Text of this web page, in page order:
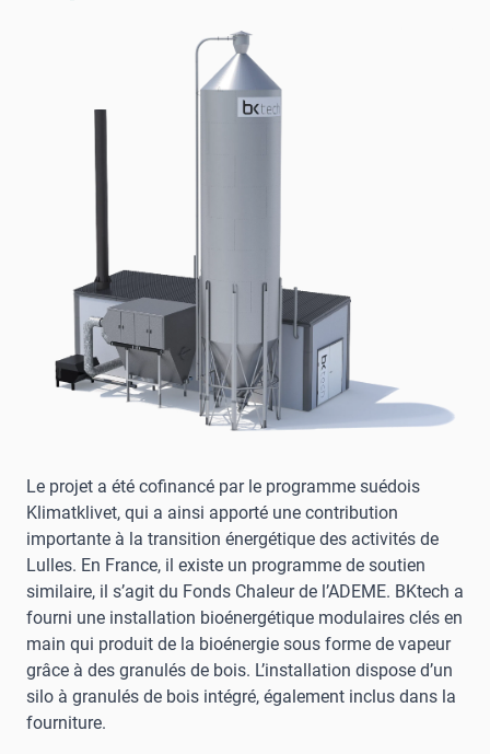
Le projet a été cofinancé par le programme suédois
Klimatklivet, qui a ainsi apporté une contribution
importante à la transition énergétique des activités de
Lulles. En France, il existe un programme de soutien
similaire, il s’agit du Fonds Chaleur de l’ADEME. BKtech a
fourni une installation bioénergétique modulaires clés en
main qui produit de la bioénergie sous forme de vapeur
grâce à des granulés de bois. L’installation dispose d’un
silo à granulés de bois intégré, également inclus dans la
fourniture.